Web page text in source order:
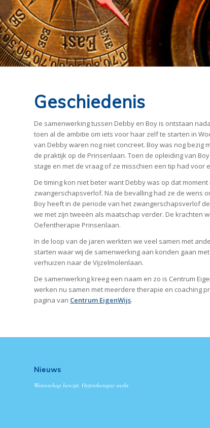
Geschiedenis
De samenwerking tussen Debby en Boy is ontstaan
toen al de ambitie om iets voor haar zelf te starten in
van Debby waren nog niet concreet. Boy was nog
de praktijk op de Prinsenlaan. Toen de opleiding van
stage en met de vraag of ze misschien een tip had voor
De timing kon niet beter want Debby was op dat
zwangerschapsverlof. Na de bevalling had ze de wens
Boy heeft in de periode van het zwangerschapsverlof
we met zijn tweeën als maatschap verder. De krachten
Oefentherapie Prinsenlaan.
In de loop van de jaren werkten we veel samen met
starten waar wij de samenwerking aan konden gaan
verhuizen naar de Vijzelmolenlaan.
De samenwerking kreeg een naam en zo is Centrum
werken nu samen met meerdere therapie en coaching
pagina van Centrum EigenWijs.
Nieuws
Wetenschap bewijst, Oefentherapie werkt